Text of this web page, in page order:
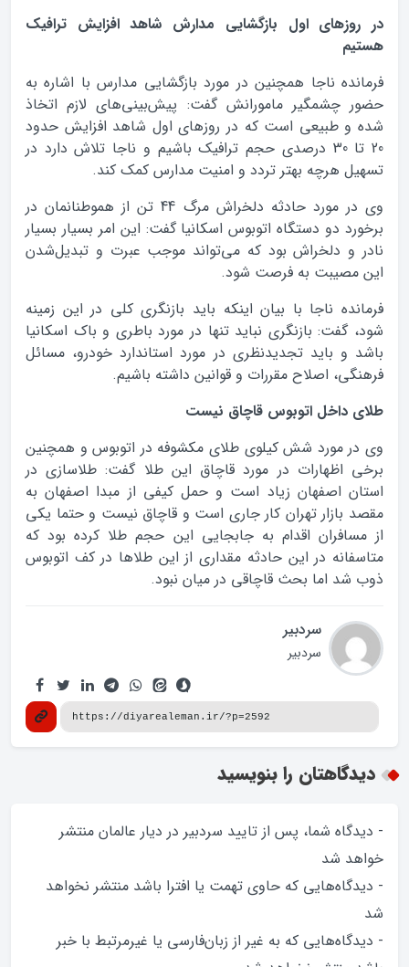
در روزهاي اول بازگشايي مدارش شاهد افزايش ترافيک
هستيم
فرمانده ناجا همچنین در مورد بازگشایی مدارس با اشاره به
حضور چشمگیر مامورانش گفت: پیش‌بینی‌های لازم اتخاذ
شده و طبیعی است که در روزهای اول شاهد افزایش حدود
20 تا 30 درصدی حجم ترافیک باشیم و ناجا تلاش دارد در
تسهیل هرچه بهتر تردد و امنیت مدارس کمک کند.
وی در مورد حادثه دلخراش مرگ 44 تن از هموطنانمان در
برخورد دو دستگاه اتوبوس اسکانیا گفت: این امر بسیار بسیار
نادر و دلخراش بود که می‌تواند موجب عبرت و تبدیل‌شدن
این مصیبت به فرصت شود.
فرمانده ناجا با بیان اینکه باید بازنگری کلی در این زمینه
شود، گفت: بازنگری نباید تنها در مورد باطری و باک اسکانیا
باشد و باید تجدیدنظری در مورد استاندارد خودرو، مسائل
فرهنگی، اصلاح مقررات و قوانین داشته باشیم.
طلاي داخل اتوبوس قاچاق نيست
وی در مورد شش کیلوی طلای مکشوفه در اتوبوس و همچنین
برخی اظهارات در مورد قاچاق این طلا گفت: طلاسازی در
استان اصفهان زیاد است و حمل کیفی از مبدا اصفهان به
مقصد بازار تهران کار جاری است و قاچاق نیست و حتما یکی
از مسافران اقدام به جابجایی این حجم طلا کرده بود که
متاسفانه در این حادثه مقداری از این طلاها در کف اتوبوس
ذوب شد اما بحث قاچاقی در میان نبود.
سردبیر
سردبیر
دیدگاهتان را بنویسید
- دیدگاه شما، پس از تایید سردبیر در دیار عالمان منتشر
خواهد‌ شد
- دیدگاه‌هایی که حاوی تهمت یا افترا باشد منتشر نخواهد‌
شد
- دیدگاه‌هایی که به غیر از زبان‌فارسی یا غیرمرتبط با خبر